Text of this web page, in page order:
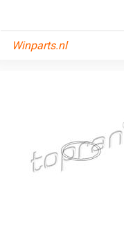
Winparts.nl